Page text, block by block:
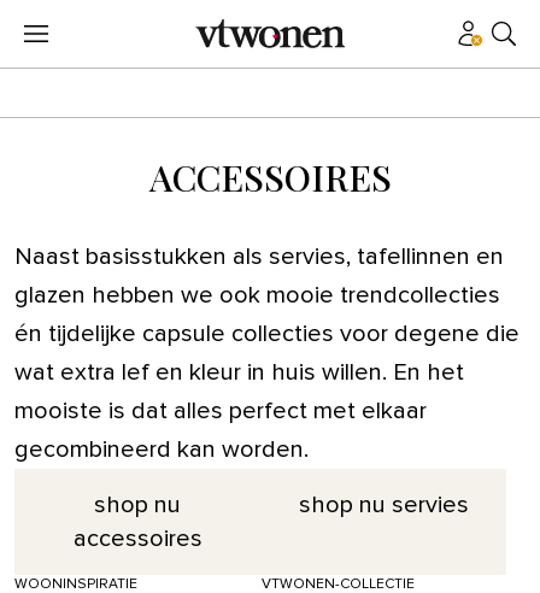
ACCESSOIRES
Naast basisstukken als servies, tafellinnen en
glazen hebben we ook mooie trendcollecties
én tijdelijke capsule collecties voor degene die
wat extra lef en kleur in huis willen. En het
mooiste is dat alles perfect met elkaar
gecombineerd kan worden.
shop nu
accessoires
shop nu servies
WOONINSPIRATIE VTWONEN-COLLECTIE